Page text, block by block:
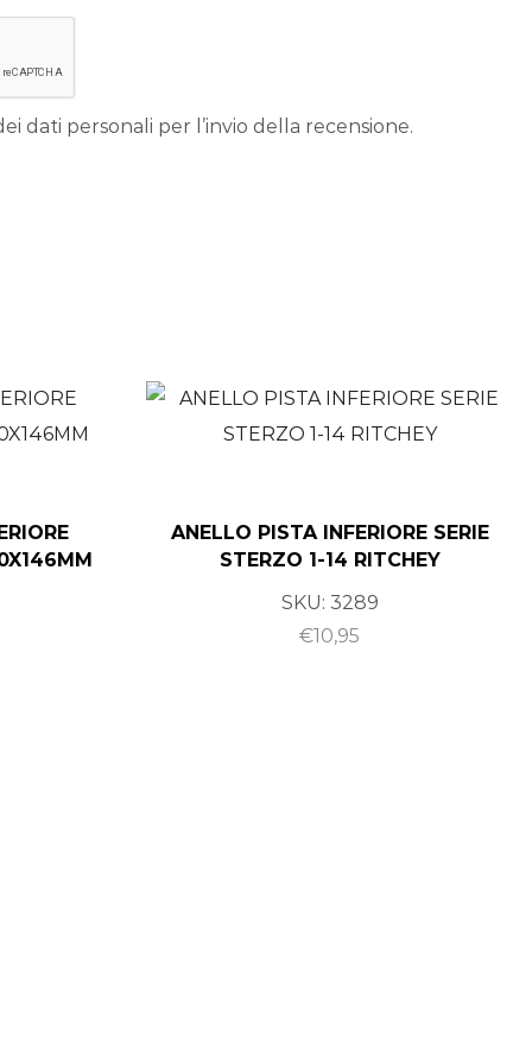
dati personali per l’invio della recensione.
ANELLO PISTA INFERIORE SERIE
STERZO 1-14 RITCHEY
SKU: 3289
€10,95